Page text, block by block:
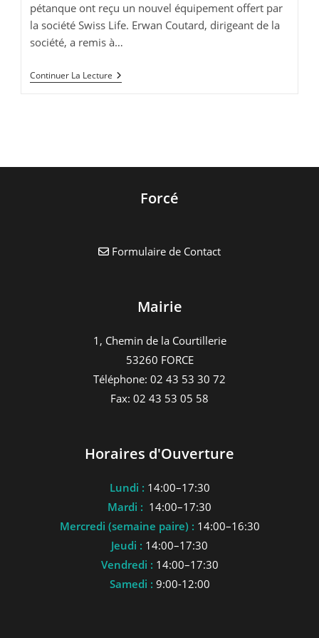
pétanque ont reçu un nouvel équipement offert par
la société Swiss Life. Erwan Coutard, dirigeant de la
société, a remis à…
Continuer La Lecture Rétrospective
Pétanque
Forcé
Formulaire de Contact
Mairie
1, Chemin de la Courtillerie
53260 FORCE
Téléphone: 02 43 53 30 72
Fax: 02 43 53 05 58
Horaires d'Ouverture
Lundi : 14:00–17:30
Mardi : 14:00–17:30
Mercredi (semaine paire) : 14:00–16:30
Jeudi : 14:00–17:30
Vendredi : 14:00–17:30
Samedi : 9:00-12:00